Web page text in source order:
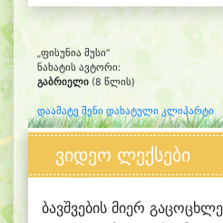
„ფისუნია მუსი“
ნახატის ავტორი:
გაბრიელი (8 წლის)
დაამატე შენი დახატული კლიპარტი
ვიდეო ლექსები
ბავშვების მიერ